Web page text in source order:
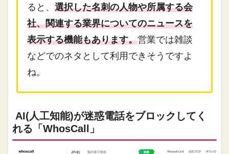
ると、選択した名刺の人物や所属する会
社、関連する業界についてのニュースを
表示する機能もあります。営業では雑談
などでのネタとして利用できそうですよ
ね。
AI(人工知能)が迷惑電話をブロックしてく
れる「WhosCall」